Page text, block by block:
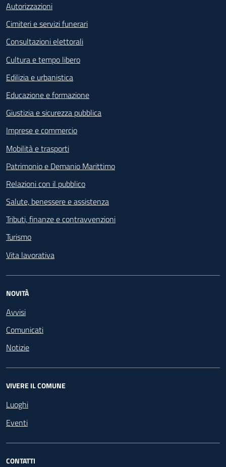
Autorizzazioni
Cimiteri e servizi funerari
Consultazioni elettorali
Cultura e tempo libero
Edilizia e urbanistica
Educazione e formazione
Giustizia e sicurezza pubblica
Imprese e commercio
Mobilità e trasporti
Patrimonio e Demanio Marittimo
Relazioni con il pubblico
Salute, benessere e assistenza
Tributi, finanze e contravvenzioni
Turismo
Vita lavorativa
NOVITÀ
Avvisi
Comunicati
Notizie
VIVERE IL COMUNE
Luoghi
Eventi
CONTATTI